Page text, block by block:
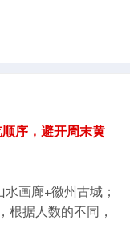
序，避开周末黄
画廊+徽州古城；
根据人数的不同，